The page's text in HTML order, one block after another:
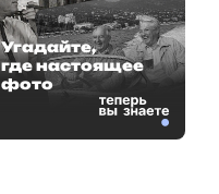
Угадайте,
где настоящее
фото